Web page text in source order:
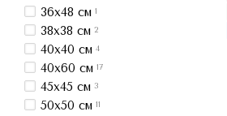
36x48 см 1
38x38 см 2
40x40 см 4
40x60 см 17
45x45 см 3
50x50 см 11